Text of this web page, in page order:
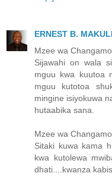
ERNEST B.
Mzee wa
Sijawahi on wala
mguu kwa kuutoa
mguu kutotoa
mingine isiyokuwa
hutaabika sana.
Mzee wa
Sitaki kuwa kama
kwa kutolewa
dhati....kwanza